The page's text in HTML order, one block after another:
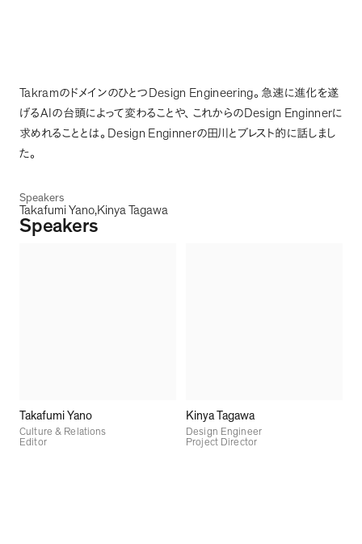
Takramのドメインのひとつ Design Engineering。 急速に進化を遂
げるAI の台頭によって変わることや、 これからの Design Enginnerに
求めれることとは。 Design Enginnerの田川とブレスト的に話しまし
た。
Speakers
Takafumi Yano Kinya Tagawa
Speakers
Takafumi Yano
Culture & Relations
Editor
Kinya Tagawa
Design Engineer
Project Director